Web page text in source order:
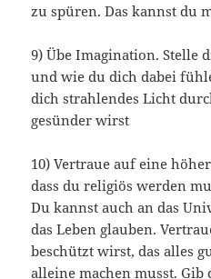
zu spüren. Das kannst du
9) Übe Imagination. Stelle
und wie du dich dabei
dich strahlendes Licht
gesünder wirst
10) Vertraue auf eine
dass du religiös werden
Du kannst auch an das
das Leben glauben.
beschützt wirst, das alles
alleine machen musst.